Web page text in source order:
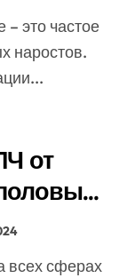
наростов.
от